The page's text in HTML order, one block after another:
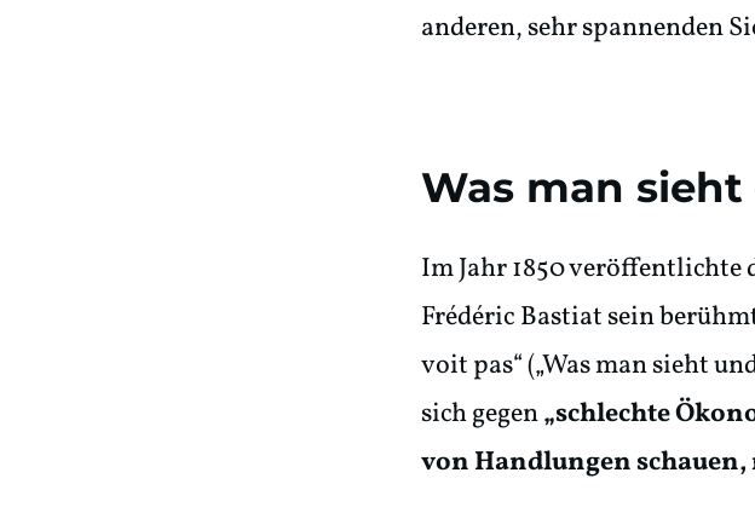
anderen, sehr spannenden
Was man
Im Jahr 1850 veröffentlichte
Frédéric Bastiat sein
voit pas“ („Was man sieht
sich gegen„schlechte
von Handlungen